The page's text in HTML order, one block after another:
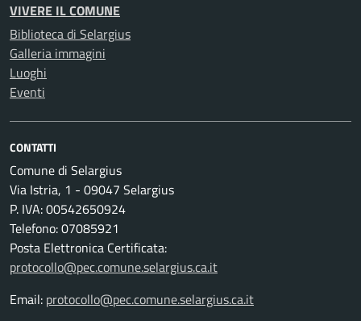
VIVERE IL COMUNE
Biblioteca di Selargius
Galleria immagini
Luoghi
Eventi
CONTATTI
Comune di Selargius
Via Istria, 1 - 09047 Selargius
P. IVA: 00542650924
Telefono: 07085921
Posta Elettronica Certificata:
protocollo@pec.comune.selargius.ca.it
Email: protocollo@pec.comune.selargius.ca.it